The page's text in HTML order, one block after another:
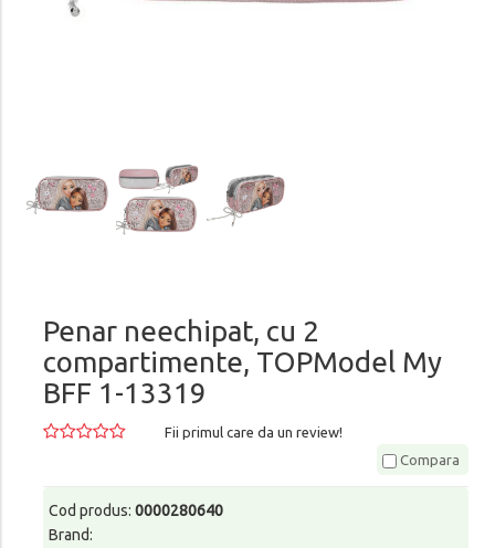
Penar neechipat, cu 2
compartimente, TOPModel My
BFF 1-13319
Fii primul care da un review!
Compara
Cod produs: 0000280640
Brand: